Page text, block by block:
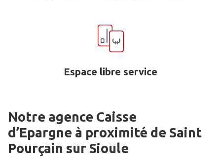
Espace libre service
Notre agence Caisse
d’Epargne à proximité de Saint
Pourçain sur Sioule